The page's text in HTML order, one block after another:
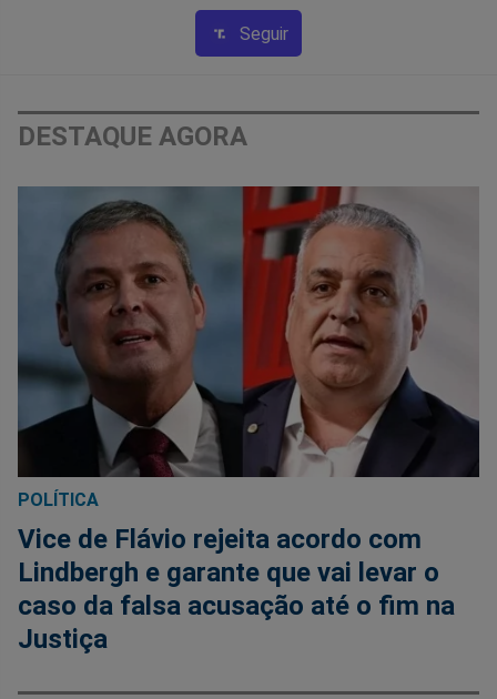
Seguir
DESTAQUE AGORA
POLÍTICA
Vice de Flávio rejeita acordo com
Lindbergh e garante que vai levar o
caso da falsa acusação até o fim na
Justiça